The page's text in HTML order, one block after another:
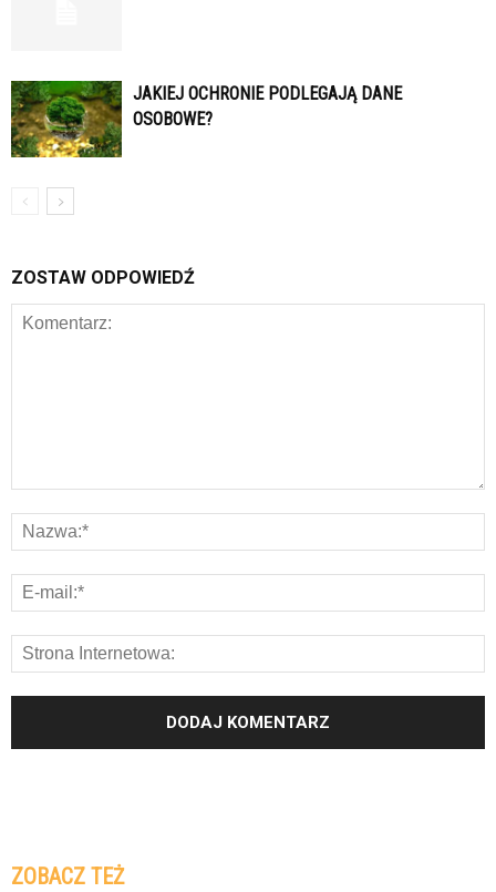
JAKIEJ OCHRONIE PODLEGAJĄ DANE
OSOBOWE?
ZOSTAW ODPOWIEDŹ
ZOBACZ TEŻ